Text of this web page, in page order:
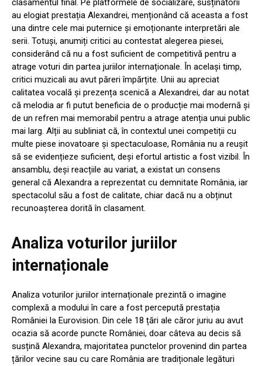
clasamentul final. Pe platformele de socializare, susținătorii
au elogiat prestația Alexandrei, menționând că aceasta a fost
una dintre cele mai puternice și emoționante interpretări ale
serii. Totuși, anumiți critici au contestat alegerea piesei,
considerând că nu a fost suficient de competitivă pentru a
atrage voturi din partea juriilor internaționale. În același timp,
critici muzicali au avut păreri împărțite. Unii au apreciat
calitatea vocală și prezența scenică a Alexandrei, dar au notat
că melodia ar fi putut beneficia de o producție mai modernă și
de un refren mai memorabil pentru a atrage atenția unui public
mai larg. Alții au subliniat că, în contextul unei competiții cu
multe piese inovatoare și spectaculoase, România nu a reușit
să se evidențieze suficient, deși efortul artistic a fost vizibil. În
ansamblu, deși reacțiile au variat, a existat un consens
general că Alexandra a reprezentat cu demnitate România, iar
spectacolul său a fost de calitate, chiar dacă nu a obținut
recunoașterea dorită în clasament.
Analiza voturilor juriilor
internaționale
Analiza voturilor juriilor internaționale prezintă o imagine
complexă a modului în care a fost percepută prestația
României la Eurovision. Din cele 18 țări ale căror juriu au avut
ocazia să acorde puncte României, doar câteva au decis să
susțină Alexandra, majoritatea punctelor provenind din partea
țărilor vecine sau cu care România are tradiționale legături